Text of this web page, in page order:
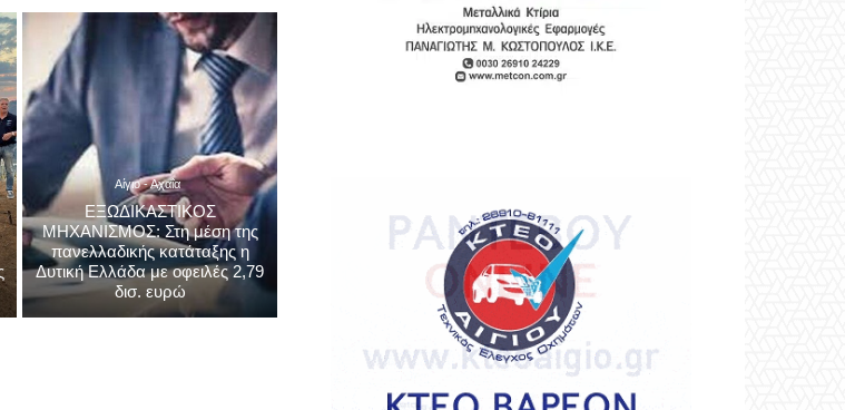
Αίγιο - Αχαΐα
ΕΞΩΔΙΚΑΣΤΙΚΟΣ
ΜΗΧΑΝΙΣΜΟΣ: Στη μέση της
πανελλαδικής κατάταξης η